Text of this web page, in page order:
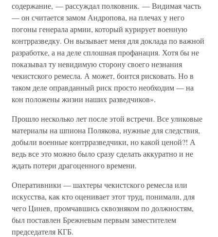
содержание, — рассуждал полковник. — Видимая часть
— он считается замом Андропова, на плечах у него
погоны генерала армии, который курирует военную
контрразведку. Он вызывает меня для доклада по важной
разработке, а на деле сплошная профанация. Хотя бы не
показывал ту невидимую сторону своего незнания
чекистского ремесла. А может, боится рисковать. Но в
таком деле оправданный риск просто необходим — на
кон положены жизни наших разведчиков».
Прошло несколько лет после этой встречи. Все уликовые
материалы на шпиона Полякова, нужные для следствия,
добыли военные контрразведчики, но какой ценой?! А
ведь все это можно было сразу сделать аккуратно и не
ждать потери драгоценного времени.
Оперативники — шахтеры чекистского ремесла или
искусства, как кто оценивает этот труд, понимали, для
чего Цинев, промчавшись сквозняком по должностям,
был поставлен Брежневым первым заместителем
председателя КГБ.